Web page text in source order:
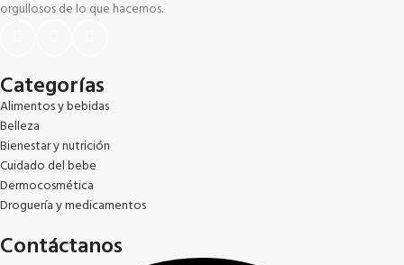
orgullosos de lo que hacemos.
Categorías
Alimentos y bebidas
Belleza
Bienestar y nutrición
Cuidado del bebe
Dermocosmética
Droguería y medicamentos
Contáctanos